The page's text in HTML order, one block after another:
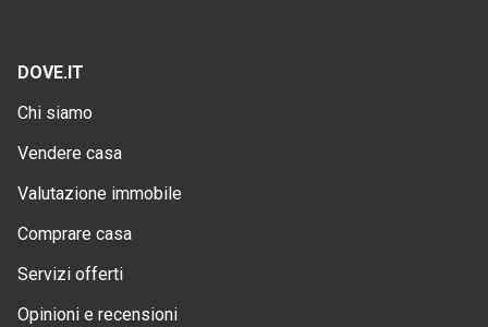
DOVE.IT
Chi siamo
Vendere casa
Valutazione immobile
Comprare casa
Servizi offerti
Opinioni e recensioni